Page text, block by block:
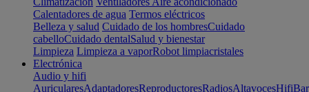
Calentadores de agua Termos eléctricos
Belleza y salud Cuidado de los hombresCuidado
cabelloCuidado dentalSalud y bienestar
Limpieza Limpieza a vaporRobot limpiacristales
Electrónica
Audio y hifi
AuricularesAdaptadoresReproductoresRadiosAltavocesHifi